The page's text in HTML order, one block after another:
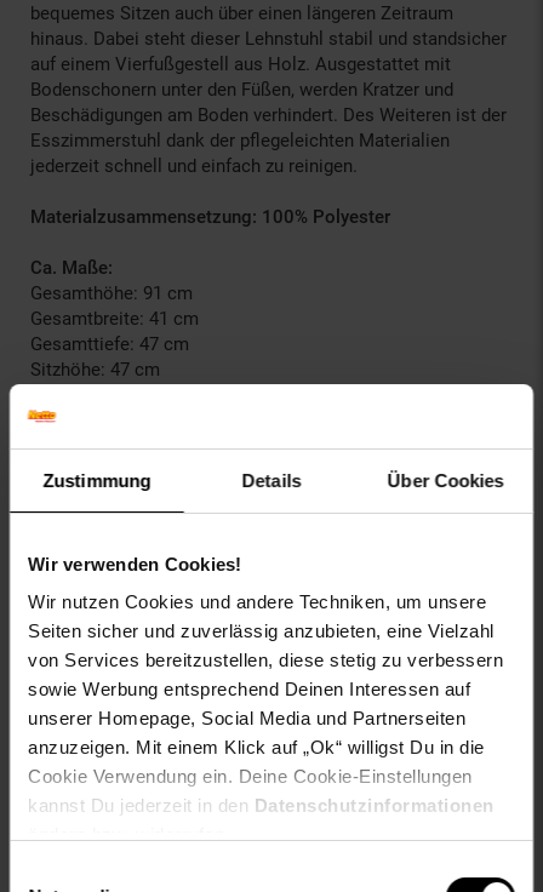
Zustimmung Details Über Cookies
Wir verwenden Cookies!
Wir nutzen Cookies und andere Techniken, um unsere
Seiten sicher und zuverlässig anzubieten, eine Vielzahl
von Services bereitzustellen, diese stetig zu verbessern
sowie Werbung entsprechend Deinen Interessen auf
unserer Homepage, Social Media und Partnerseiten
anzuzeigen. Mit einem Klick auf „Ok“ willigst Du in die
Cookie Verwendung ein. Deine Cookie-Einstellungen
kannst Du jederzeit in den Datenschutzinformationen
bequemes Sitzen auch über einen längeren Zeitraum
hinaus. Dabei steht dieser Lehnstuhl stabil und standsicher
auf einem Vierfußgestell aus Holz. Ausgestattet mit
Bodenschonern unter den Füßen, werden Kratzer und
Beschädigungen am Boden verhindert. Des Weiteren ist der
Esszimmerstuhl dank der pflegeleichten Materialien
jederzeit schnell und einfach zu reinigen.
Materialzusammensetzung: 100% Polyester
Ca. Maße:
Gesamthöhe: 91 cm
Gesamtbreite: 41 cm
Gesamttiefe: 47 cm
Sitzhöhe: 47 cm
Höhe Rückenlehne: 38 cm
Max. Belastbarkeit: 125 kg
Gewicht: 6 kg
Beine: 4 x 4 cm
Bezug: Stoff
Hohe Rücklehne für besseren Sitzkomfort
Sitz und Rückenlehne bequem gepolstert
Material: Holz
Stabiles Vierfußgestell
Sicherer Stand
Besonderheiten: